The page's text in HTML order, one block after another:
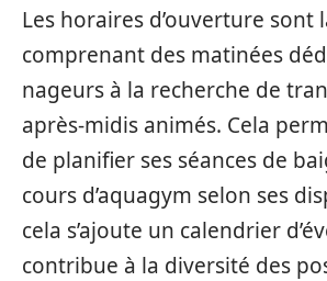
Les horaires d’ouverture sont
comprenant des matinées
nageurs à la recherche de
après-midis animés. Cela
de planifier ses séances de
cours d’aquagym selon ses
cela s’ajoute un calendrier
contribue à la diversité des